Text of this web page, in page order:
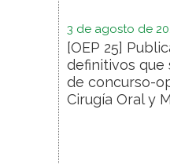
3 de agosto de
[OEP 25]
definitivos que
de concurso-
Cirugía Oral y